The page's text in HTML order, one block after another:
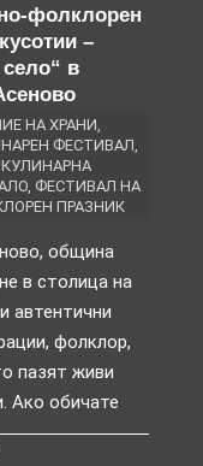
фолклорен
–
в
НА ХРАНИ
ФЕСТИВАЛ
КУЛИНАРНА
, ФЕСТИВАЛ НА
ПРАЗНИК
община
в столица на
автентични
фолклор,
пазят живи
Ако обичате